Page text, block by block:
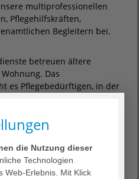
multiprofessionellen
Pflegehilfskräften,
Begleitern bei.
betreuen ältere
Das
es Pflegebedürftigen, in der
Angehörige.
Pflege
die Nutzung dieser
Technologien
Web-Erlebnis. Mit Klick